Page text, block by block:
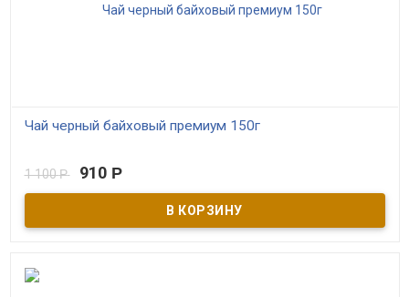
Чай черный байховый премиум 150г
полнотелым вкусом с карамельными оттенками, богатым
ароматом и мягким длительным послевкусием. Красивый
кипятком. Чай хорош без подсластителей. Упаковка
1 100Р 910 Р